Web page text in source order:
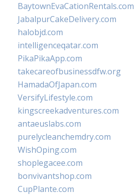
BaytownEvaCationRentals.com
JabalpurCakeDelivery.com
halobjd.com
intelligenceqatar.com
PikaPikaApp.com
takecareofbusinessdfw.org
HamadaOfJapan.com
VersifyLifestyle.com
kingscreekadventures.com
antaeuslabs.com
purelycleanchemdry.com
WishOping.com
shoplegacee.com
bonvivantshop.com
CupPlante.com